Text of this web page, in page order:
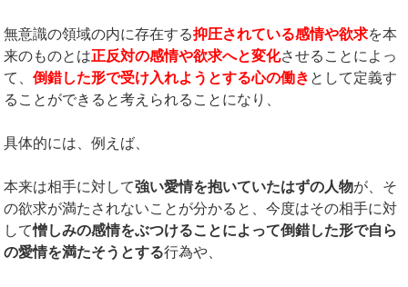
無意識の領域の内に存在する抑圧されている感情や欲求を本
来のものとは正反対の感情や欲求へと変化させることによっ
て、倒錯した形で受け入れようとする心の働き として定義す
ることができると考えられることになり、
具体的には、例えば、
本来は相手に対して強い愛情を抱いていたはずの人物が、そ
の欲求が満たされないことが分かると、今度はその相手に対
して憎しみの感情をぶつけることによって倒錯した形で自ら
の愛情を満たそうとする行為や、